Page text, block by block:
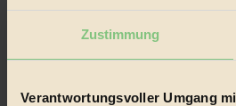
Zustimmung
Verantwortungsvoller Umgang